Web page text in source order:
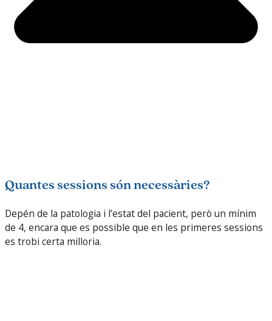
Quantes sessions són necessàries?
Depén de la patologia i l’estat del pacient, però un mínim
de 4, encara que es possible que en les primeres sessions
es trobi certa milloria.